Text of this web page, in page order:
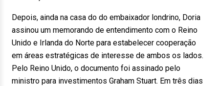
Depois, ainda na casa do do embaixador londrino, Doria
assinou um memorando de entendimento com o Reino
Unido e Irlanda do Norte para estabelecer cooperação
em áreas estratégicas de interesse de ambos os lados.
Pelo Reino Unido, o documento foi assinado pelo
ministro para investimentos Graham Stuart. Em três dias